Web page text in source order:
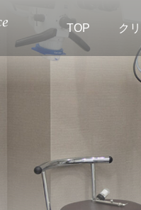
TOP ク